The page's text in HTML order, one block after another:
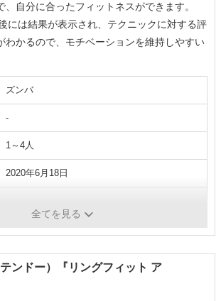
、自分に合ったフィットネスができます。
には結果が表示され、テクニックに対する評
わかるので、モチベーションを維持しやすい
ズンバ
-
1～4人
2020年6月18日
全てを見る
ンドー）『リングフィット ア